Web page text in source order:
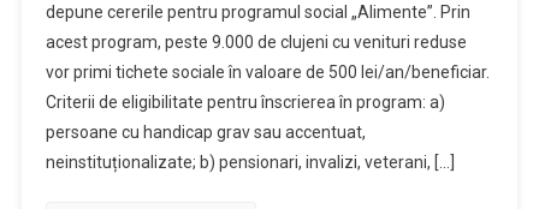
depune cererile pentru programul social „Alimente”. Prin
acest program, peste 9.000 de clujeni cu venituri reduse
vor primi tichete sociale în valoare de 500 lei/an/beneficiar.
Criterii de eligibilitate pentru înscrierea în program: a)
persoane cu handicap grav sau accentuat,
neinstituționalizate; b) pensionari, invalizi, veterani, […]